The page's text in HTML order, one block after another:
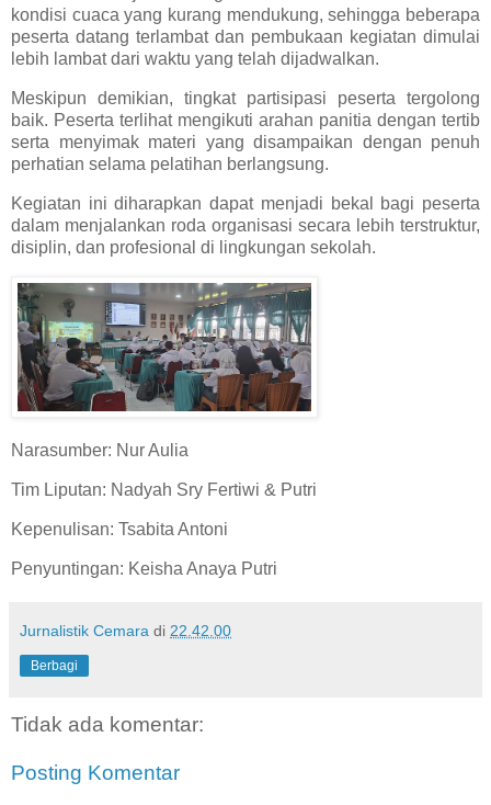
kondisi cuaca yang kurang mendukung, sehingga beberapa
peserta datang terlambat dan pembukaan kegiatan dimulai
lebih lambat dari waktu yang telah dijadwalkan.
Meskipun demikian, tingkat partisipasi peserta tergolong
baik. Peserta terlihat mengikuti arahan panitia dengan tertib
serta menyimak materi yang disampaikan dengan penuh
perhatian selama pelatihan berlangsung.
Kegiatan ini diharapkan dapat menjadi bekal bagi peserta
dalam menjalankan roda organisasi secara lebih terstruktur,
disiplin, dan profesional di lingkungan sekolah.
Narasumber: Nur Aulia
Tim Liputan: Nadyah Sry Fertiwi & Putri
Kepenulisan: Tsabita Antoni
Penyuntingan: Keisha Anaya Putri
Jurnalistik Cemara di 22.42.00
Berbagi
Tidak ada komentar:
Posting Komentar